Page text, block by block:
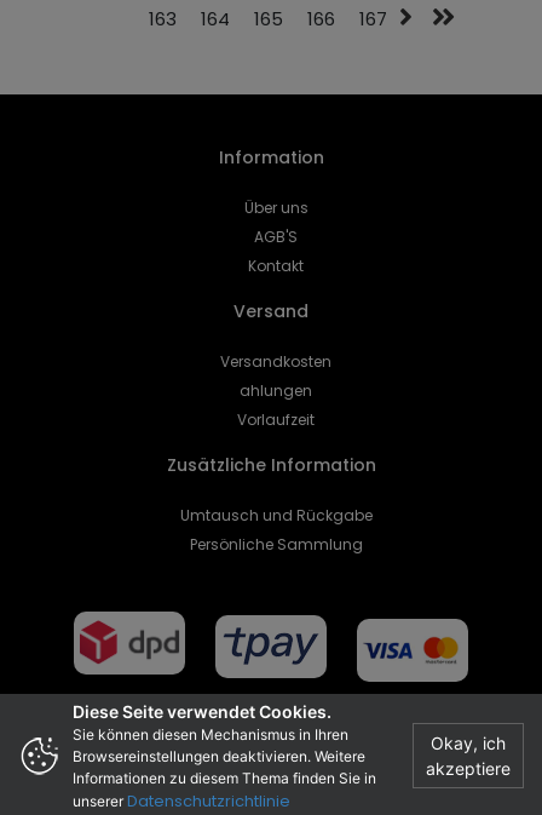
163 164 165 166 167
Information
Über uns
AGB'S
Kontakt
Versand
Versandkosten
ahlungen
Vorlaufzeit
Zusätzliche Information
Umtausch und Rückgabe
Persönliche Sammlung
Projekt i realizacja
Diese Seite verwendet Cookies.
Sie können diesen Mechanismus in Ihren
Browsereinstellungen deaktivieren. Weitere
Informationen zu diesem Thema finden Sie in
unserer Datenschutzrichtlinie
Okay, ich
akzeptiere